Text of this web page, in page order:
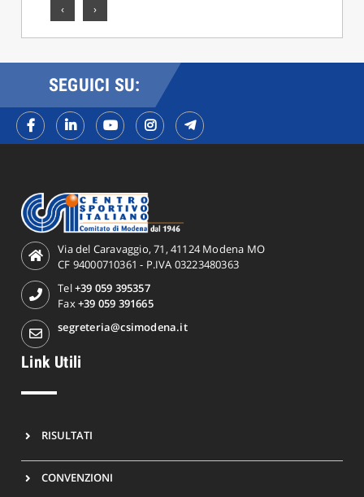
‹ ›
SEGUICI SU:
Via del Caravaggio, 71, 41124 Modena MO
CF 94000710361 - P.IVA 03223480363
Tel+39 059 395357
Fax+39 059 391665
segreteria@csimodena.it
Link Utili
RISULTATI
CONVENZIONI